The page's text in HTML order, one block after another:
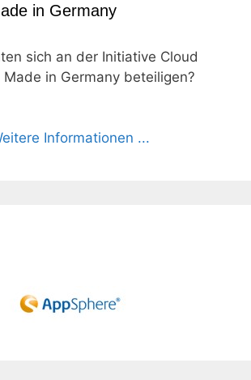
in Germany
sich an der Initiative Cloud
Made in Germany beteiligen?
Informationen ...